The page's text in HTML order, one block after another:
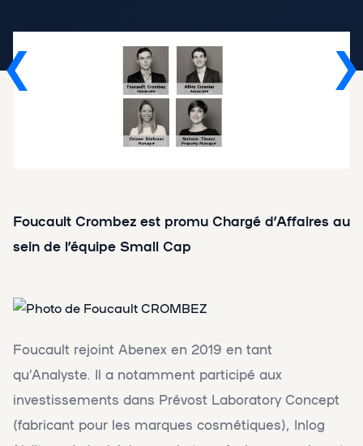
Foucault Crombez est promu Chargé d’Affaires au
sein de l’équipe Small Cap
Foucault rejoint Abenex en 2019 en tant
qu’Analyste. Il a notamment participé aux
investissements dans Prévost Laboratory Concept
(fabricant pour les marques cosmétiques), Inlog